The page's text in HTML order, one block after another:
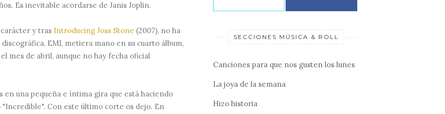
Es inevitable acordarse de Janis Joplin.
y tras Introducing Joss Stone (2007), no ha
discográfica, EMI, metiera mano en su cuarto álbum,
mes de abril, aunque no hay fecha oficial
en una pequeña e íntima gira que está haciendo
Con este último corte os dejo. En
SECCIONES MÚSICA & ROLL
Canciones para que nos gusten los lunes
La joya de la semana
Hizo historia